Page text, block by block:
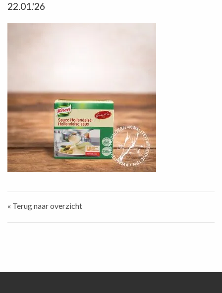
22.01.'26
« Terug naar overzicht